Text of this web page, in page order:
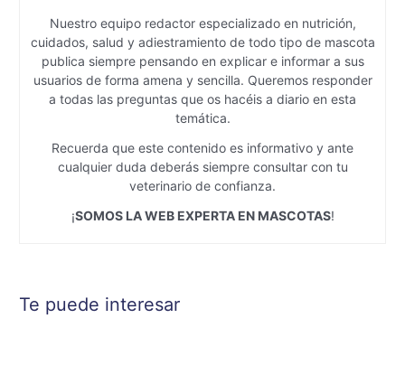
Nuestro equipo redactor especializado en nutrición,
cuidados, salud y adiestramiento de todo tipo de mascota
publica siempre pensando en explicar e informar a sus
usuarios de forma amena y sencilla. Queremos responder
a todas las preguntas que os hacéis a diario en esta
temática.
Recuerda que este contenido es informativo y ante
cualquier duda deberás siempre consultar con tu
veterinario de confianza.
¡SOMOS LA WEB EXPERTA EN MASCOTAS!
Te puede interesar